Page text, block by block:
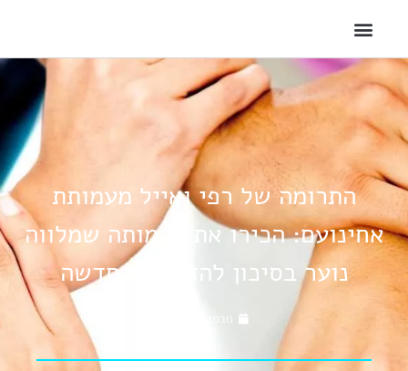
התרומה של רפי ואייל מעמותת
אחינועם: הכירו את העמותה שמלווה
נוער בסיכון להזדמנות חדשה
נובמבר 24, 2021